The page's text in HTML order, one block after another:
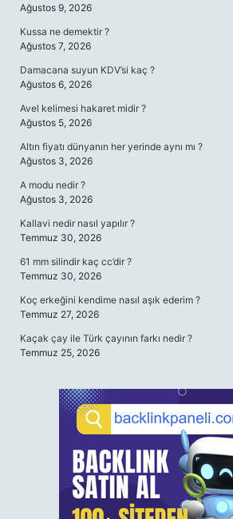
Ağustos 9, 2026
Kussa ne demektir ?
Ağustos 7, 2026
Damacana suyun KDV’si kaç ?
Ağustos 6, 2026
Avel kelimesi hakaret midir ?
Ağustos 5, 2026
Altın fiyatı dünyanın her yerinde aynı mı ?
Ağustos 3, 2026
A modu nedir ?
Ağustos 3, 2026
Kallavi nedir nasıl yapılır ?
Temmuz 30, 2026
61 mm silindir kaç cc’dir ?
Temmuz 30, 2026
Koç erkeğini kendime nasıl aşık ederim ?
Temmuz 27, 2026
Kaçak çay ile Türk çayının farkı nedir ?
Temmuz 25, 2026